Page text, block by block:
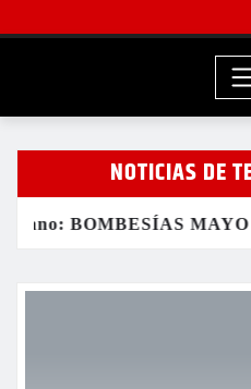
NOTICIAS DE
BOMBESÍAS MAYO 2026